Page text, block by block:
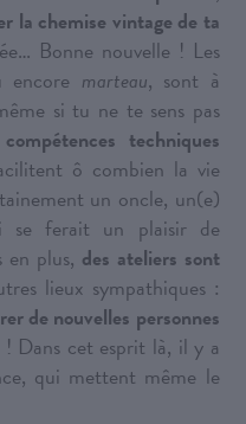
la chemise vintage de ta
Bonne nouvelle ! Les
encore marteau, sont à
si tu ne te sens pas
techniques
ô combien la vie
un oncle, un(e)
se ferait un plaisir de
en plus, des ateliers sont
lieux sympathiques :
de nouvelles personnes
! Dans cet esprit là, il y a
qui mettent même le